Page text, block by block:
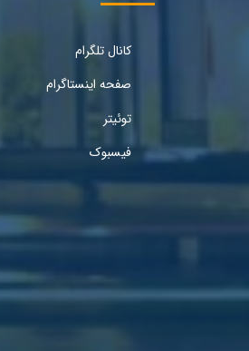
کانال تلگرام
صفحه اینستاگرام
توئیتر
فیسبوک